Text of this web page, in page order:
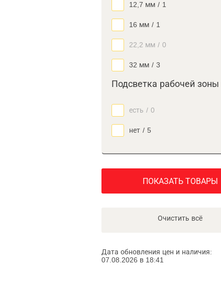
12,7 мм / 1
16 мм / 1
22,2 мм / 0
32 мм / 3
Подсветка рабочей зоны
есть / 0
нет / 5
ПОКАЗАТЬ ТОВАРЫ
Очистить всё
Дата обновления цен и наличия:
07.08.2026 в 18:41